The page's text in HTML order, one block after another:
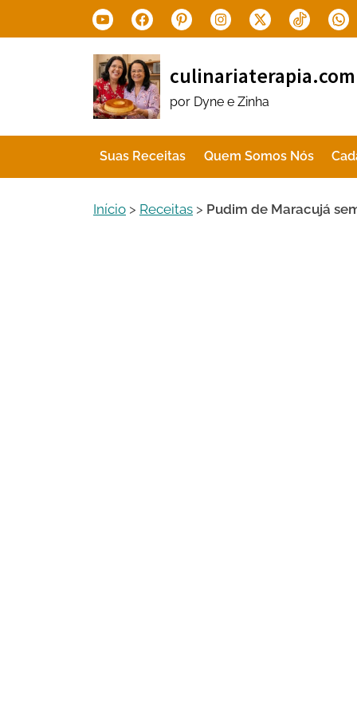
to
YoutubeFacebookPinterestInstagram
X.com Tiktok
culinariaterapia.com
por Dyne e Zinha
Suas Receitas Quem Somos Nós
Início > Receitas > Pudim de Maracujá